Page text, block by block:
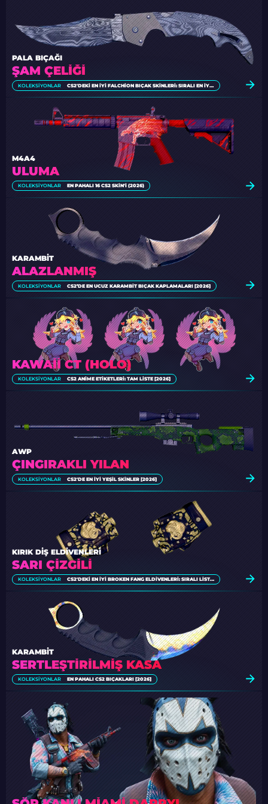
ŞAM ÇELIĞI
PALA BIÇAĞI
KOLEKSIYONLAR CS2'DEKI EN İYI FALCHION BIÇAK SKINLERI: SIRALI EN İYI LISTE
ULUMA
M4A4
KOLEKSIYONLAR EN PAHALI 16 CS2 SKIN'I (2026)
ALAZLANMIŞ
KARAMBIT
KOLEKSIYONLAR CS2’DE EN UCUZ KARAMBIT BIÇAK KAPLAMALARI [2026]
KAWAII CT (HOLO)
KOLEKSIYONLAR CS2 ANIME ETIKETLERI: TAM LISTE [2026]
ÇINGIRAKLI YILAN
AWP
KOLEKSIYONLAR CS2'DE EN İYI YEŞIL SKINLER [2026]
SARI ÇIZGILI
KIRIK DIŞ ELDIVENLERI
KOLEKSIYONLAR CS2'DEKI EN İYI BROKEN FANG ELDIVENLERI: SIRALI LISTE [2026]
SERTLEŞTIRILMIŞ KASA
KARAMBIT
KOLEKSIYONLAR EN PAHALI CS2 BIÇAKLARI [2026]